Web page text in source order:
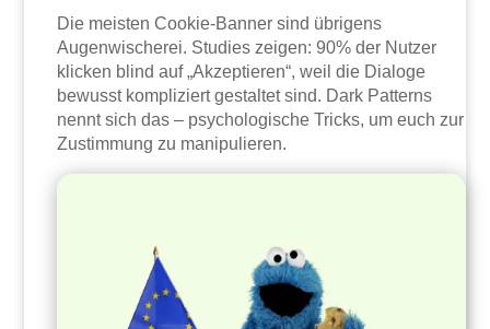
Die meisten Cookie-Banner sind übrigens
Augenwischerei. Studies zeigen: 90% der Nutzer
klicken blind auf „Akzeptieren“, weil die Dialoge
bewusst kompliziert gestaltet sind. Dark Patterns
nennt sich das – psychologische Tricks, um euch zur
Zustimmung zu manipulieren.